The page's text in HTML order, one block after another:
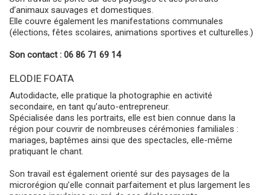
d’animaux sauvages et domestiques.
Elle couvre également les manifestations communales
(élections, fêtes scolaires, animations sportives et culturelles.)
Son contact : 06 86 71 69 14
ELODIE FOATA
Autodidacte, elle pratique la photographie en activité
secondaire, en tant qu’auto-entrepreneur.
Spécialisée dans les portraits, elle est bien connue dans la
région pour couvrir de nombreuses cérémonies familiales :
mariages, baptêmes ainsi que des spectacles, elle-même
pratiquant le chant.
Son travail est également orienté sur des paysages de la
microrégion qu’elle connait parfaitement et plus largement les